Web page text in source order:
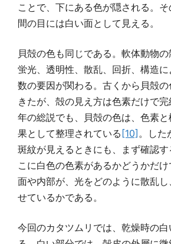
ことで、下にある色が隠される。
間の目には白い面として見える。
貝殻の色も同じである。軟体動物の
蛍光、透明性、散乱、回折、構造
数の要因が関わる。古くから貝殻
きたが、殻の見え方は色素だけで
年の総説でも、貝殻の色は、色素
果として整理されている[10] 。した
斑紋が見えるときにも、まず確認
こに白色の色素があるかどうかだ
面や内部が、光をどのように散乱
せているかである。
今回のカタツムリでは、乾燥時の